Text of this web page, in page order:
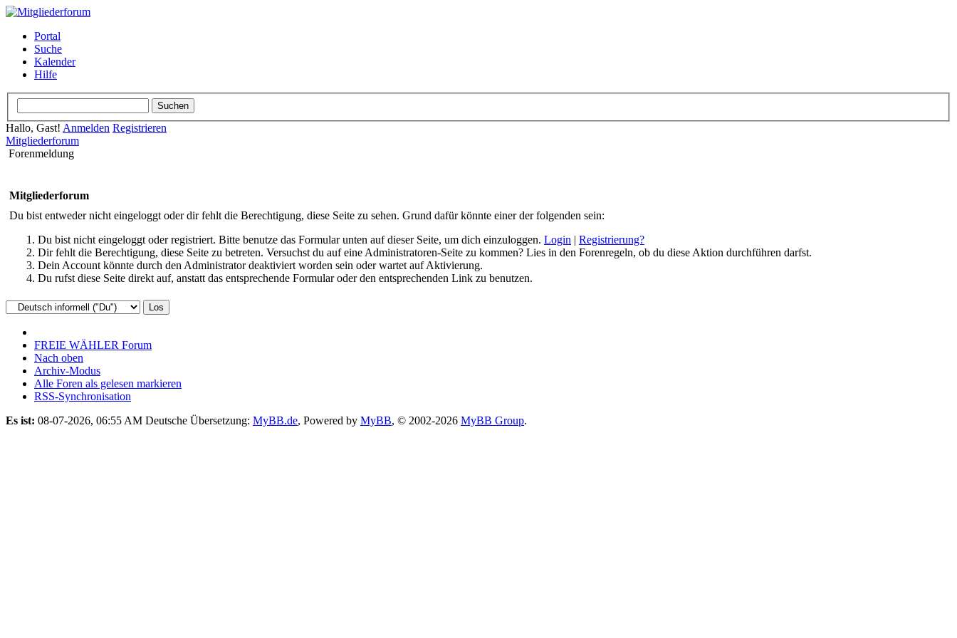
Portal
Suche
Kalender
Hilfe
Hallo, Gast! Anmelden Registrieren
Mitgliederforum
Forenmeldung
Mitgliederforum
Du bist entweder nicht eingeloggt oder dir fehlt die Berechtigung, diese Seite zu sehen. Grund dafür könnte einer der folgenden sein:
Du bist nicht eingeloggt oder registriert. Bitte benutze das Formular unten auf dieser Seite, um dich einzuloggen. Login | Registrierung?
Dir fehlt die Berechtigung, diese Seite zu betreten. Versuchst du auf eine Administratoren-Seite zu kommen? Lies in den Forenregeln, ob du diese Aktion durchführen darfst.
Dein Account könnte durch den Administrator deaktiviert worden sein oder wartet auf Aktivierung.
Du rufst diese Seite direkt auf, anstatt das entsprechende Formular oder den entsprechenden Link zu benutzen.
FREIE WÄHLER Forum
Nach oben
Archiv-Modus
Alle Foren als gelesen markieren
RSS-Synchronisation
Es ist: 08-07-2026, 06:55 AM Deutsche Übersetzung: MyBB.de, Powered by MyBB, © 2002-2026 MyBB Group.